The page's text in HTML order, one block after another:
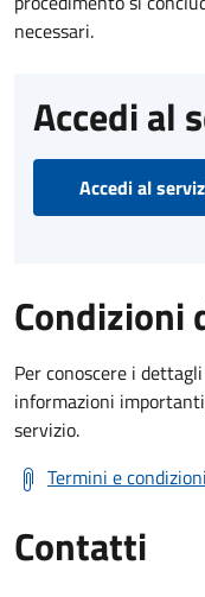
necessari.
Accedi al
Accedi al
Condizioni
Per conoscere i
informazioni
servizio.
Termini e
Contatti